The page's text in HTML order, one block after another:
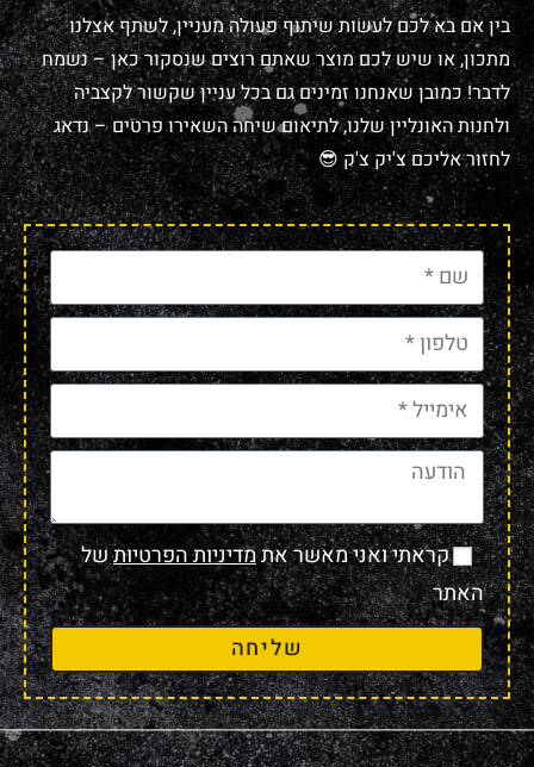
בין אם בא לכם לעשות שיתוף פעולה מעניין, לשתף אצלנו
מתכון, או שיש לכם מוצר שאתם רוצים שנסקור כאן – נשמח
לדבר! כמובן שאנחנו זמינים גם בכל עניין שקשור לקצביה
ולחנות האונליין שלנו, לתיאום שיחה השאירו פרטים – נדאג
לחזור אליכם צ'יק צ'ק 😎
קראתי ואני מאשר אתמדיניות הפרטיותשל
האתר
שליחה